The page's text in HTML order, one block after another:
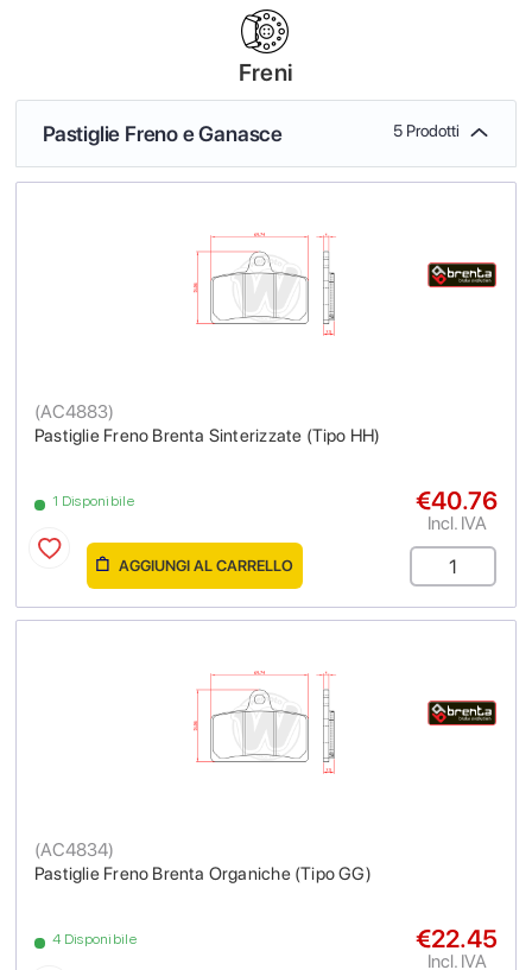
Freni
Pastiglie Freno e Ganasce 5 Prodotti
Pastiglie Freno Brenta Sinterizzate (Tipo HH)
(AC4883)
1 Disponibile €40.76
Incl. IVA
AGGIUNGI AL CARRELLO
Pastiglie Freno Brenta Organiche (Tipo GG)
(AC4834)
4 Disponibile €22.45
Incl. IVA